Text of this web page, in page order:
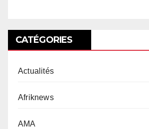
CATÉGORIES
Actualités
Afriknews
AMA